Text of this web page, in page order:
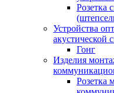
Розетка
Устройства
акустической
Гонг
Изделия
Розетка